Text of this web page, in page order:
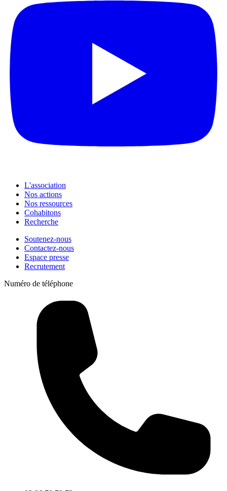
L'association
Nos actions
Nos ressources
Cohabitons
Recherche
Soutenez-nous
Contactez-nous
Espace presse
Recrutement
Numéro de téléphone